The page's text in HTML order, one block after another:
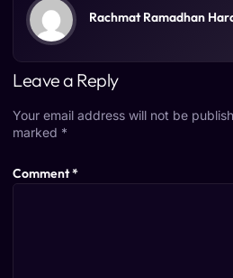
Rachmat Ramadhan
Leave a Reply
Your email address will not be
marked *
Comment*